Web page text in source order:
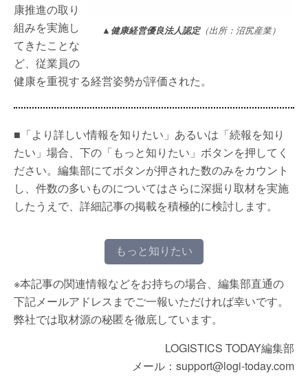
▲健康経営優良法人認定（出所：沼尻産業）
康推進の取り
組みを実施し
てきたことな
ど、従業員の
健康を重視する経営姿勢が評価された。
■「より詳しい情報を知りたい」あるいは「続報を知り
たい」場合、下の「もっと知りたい」ボタンを押してく
ださい。編集部にてボタンが押された数のみをカウント
し、件数の多いものについてはさらに深掘り取材を実施
したうえで、詳細記事の掲載を積極的に検討します。
もっと知りたい
※本記事の関連情報などをお持ちの場合、編集部直通の
下記メールアドレスまでご一報いただければ幸いです。
弊社では取材源の秘匿を徹底しています。
LOGISTICS TODAY編集部
メール：support@logi-today.com